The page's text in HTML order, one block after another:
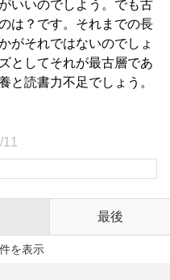
いいのでしよう。でも古
は？です。それまでの長
がそれではないのでしょ
としてそれが最古層であ
と読書力不足でしょう。
最後
を表示